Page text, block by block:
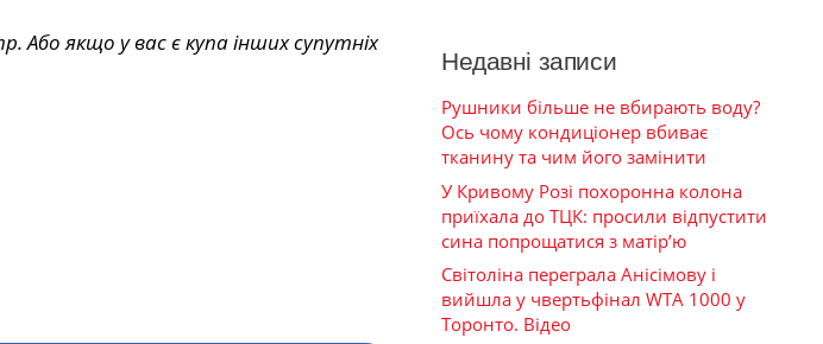
Або якщо у вас є купа інших супутніх
Недавні записи
Рушники більше не вбирають воду?
Ось чому кондиціонер вбиває
тканину та чим його замінити
У Кривому Розі похоронна колона
приїхала до ТЦК: просили відпустити
сина попрощатися з матір’ю
Світоліна переграла Анісімову і
вийшла у чвертьфінал WTA 1000 у
Торонто. Відео